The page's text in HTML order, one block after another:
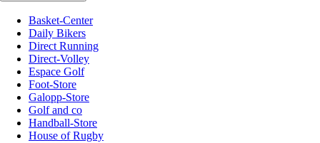
Basket-Center
Daily Bikers
Direct Running
Direct-Volley
Espace Golf
Foot-Store
Galopp-Store
Golf and co
Handball-Store
House of Rugby